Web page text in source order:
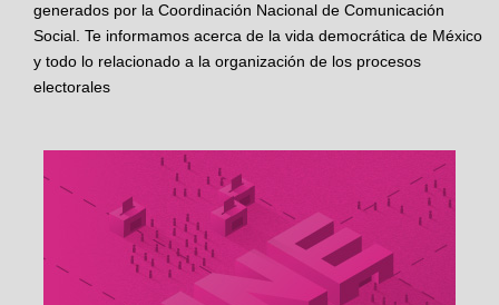
generados por la Coordinación Nacional de Comunicación
Social. Te informamos acerca de la vida democrática de México
y todo lo relacionado a la organización de los procesos
electorales